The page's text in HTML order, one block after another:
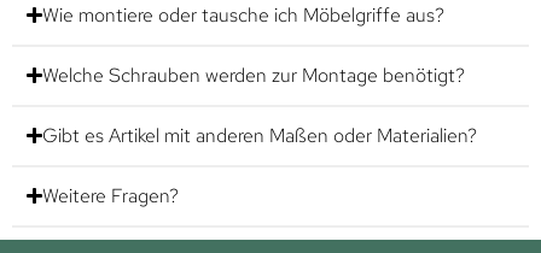
Wie montiere oder tausche ich Möbelgriffe aus?
Welche Schrauben werden zur Montage benötigt?
Gibt es Artikel mit anderen Maßen oder Materialien?
Weitere Fragen?